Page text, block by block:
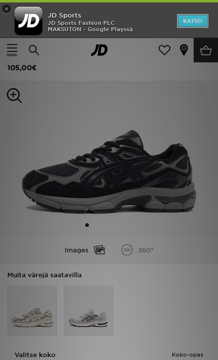
×
JD Sports
JD Sports Fashion PLC
MAKSUTON - Google Playssä
KATSO
Etusivu
Lapset Juniori kengät (Koot 35-38) Juoksukengät
ASICS GEL-NYC Nuoret
105,00€
Images 360°
Muita värejä saatavilla
Koko-opas
Valitse koko
Etusivu
Ale
Miehet
Tuotemerkit
Inspiroidu
Minun viestini
Asiakaspalvelu ja tietoa